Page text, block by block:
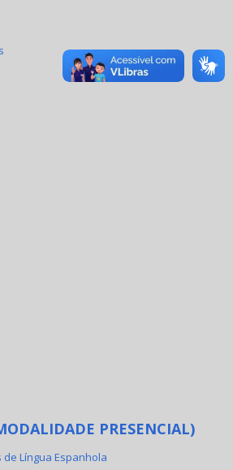
PRESENCIAL)
Língua Espanhola